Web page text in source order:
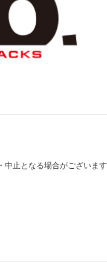
中止となる場合がございます